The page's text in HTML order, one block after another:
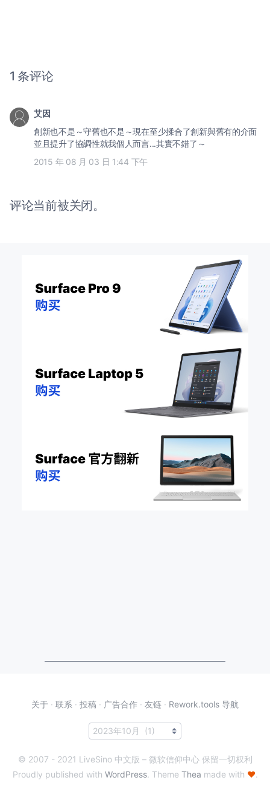
1 条评论
艾因
創新也不是～守舊也不是～現在至少揉合了創新與舊有的介面
並且提升了協調性就我個人而言...其實不錯了～
2015 年 08 月 03 日 1:44 下午
评论当前被关闭。
关于 · 联系 · 投稿 · 广告合作 · 友链 · Rework.tools 导航
© 2007 - 2021 LiveSino 中文版 – 微软信仰中心 保留一切权利
Proudly published with WordPress. Theme Thea made with ♥.